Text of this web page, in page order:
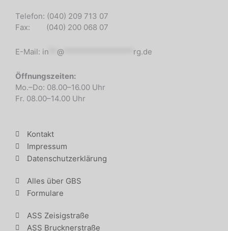
Telefon: (040) 209 713 07
Fax: (040) 200 068 07
E-Mail: in @ rg.de
Öffnungszeiten:
Mo.–Do: 08.00–16.00 Uhr
Fr. 08.00–14.00 Uhr
Kontakt
Impressum
Datenschutzerklärung
Alles über GBS
Formulare
ASS Zeisigstraße
ASS Brucknerstraße